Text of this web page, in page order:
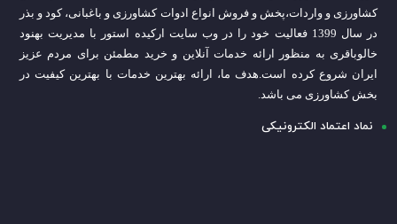
کشاورزی و واردات،پخش و فروش انواع ادوات کشاورزی و باغبانی، کود و بذر
در سال 1399 فعالیت خود را در وب سایت ارکیده استور با مدیریت بهنود
خالوباقری به منظور ارائه خدمات آنلاین و خرید مطمئن برای مردم عزیز
ایران شروع کرده است.هدف ما، ارائه بهترین خدمات با بهترین کیفیت در
بخش کشاورزی می باشد.
نماد اعتماد الکترونیکی